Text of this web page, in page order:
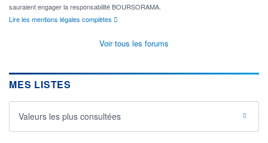
sauraient engager la responsabilité BOURSORAMA.
Lire les mentions légales complètes
Voir tous les forums
MES LISTES
Valeurs les plus consultées